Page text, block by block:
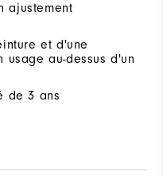
ajustement
et d'une
usage au-dessus d'un
de 3 ans